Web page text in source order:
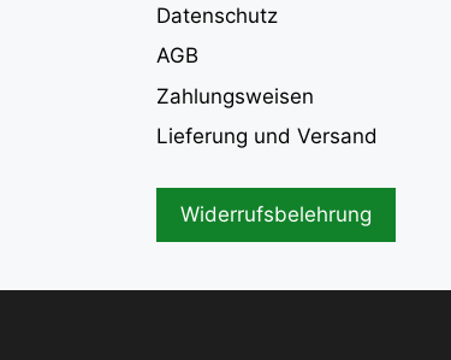
Datenschutz
AGB
Zahlungsweisen
Lieferung und Versand
Widerrufsbelehrung